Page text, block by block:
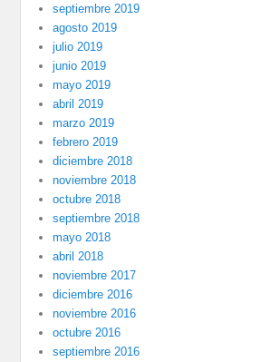
septiembre 2019
agosto 2019
julio 2019
junio 2019
mayo 2019
abril 2019
marzo 2019
febrero 2019
diciembre 2018
noviembre 2018
octubre 2018
septiembre 2018
mayo 2018
abril 2018
noviembre 2017
diciembre 2016
noviembre 2016
octubre 2016
septiembre 2016